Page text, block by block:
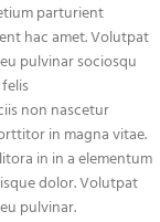
parturient
hac amet. Volutpat
pulvinar sociosqu
non nascetur
in magna vitae.
in in a elementum
dolor. Volutpat
pulvinar.